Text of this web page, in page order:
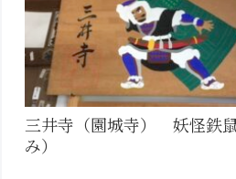
三井寺（園城寺） 妖怪鉄
み）